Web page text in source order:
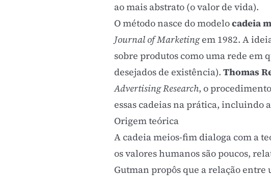
ao mais abstrato (o valor de vida).
O método nasce do modelocadeia
Journal of Marketingem 1982. A
sobre produtos como uma rede em
desejados de existência). Thomas
Advertising Research, o
essas cadeias na prática, incluindo
Origem teórica
A cadeia meios-fim dialoga com a
os valores humanos são poucos,
Gutman propôs que a relação entre